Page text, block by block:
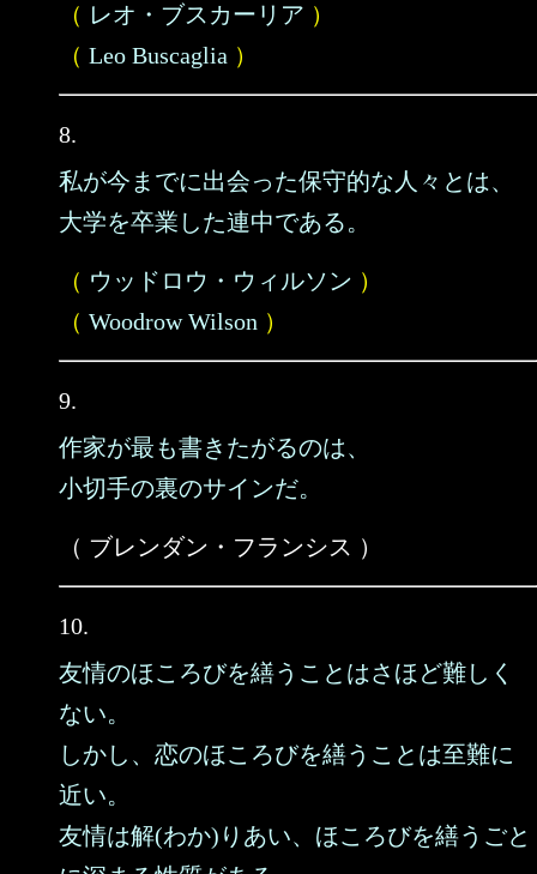
（ レオ・ブスカーリア ）
（ Leo Buscaglia ）
8.
私が今までに出会った保守的な人々とは、
大学を卒業した連中である。
（ ウッドロウ・ウィルソン ）
（ Woodrow Wilson ）
9.
作家が最も書きたがるのは、
小切手の裏のサインだ。
（ ブレンダン・フランシス ）
10.
友情のほころびを繕うことはさほど難しく
ない。
しかし、恋のほころびを繕うことは至難に
近い。
友情は解(わか)りあい、ほころびを繕うごと